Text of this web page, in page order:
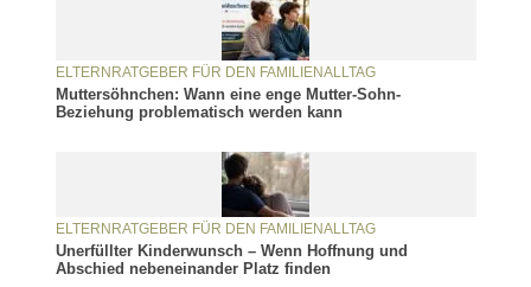
ELTERNRATGEBER FÜR DEN FAMILIENALLTAG
Muttersöhnchen: Wann eine enge Mutter-Sohn-
Beziehung problematisch werden kann
ELTERNRATGEBER FÜR DEN FAMILIENALLTAG
Unerfüllter Kinderwunsch – Wenn Hoffnung und
Abschied nebeneinander Platz finden